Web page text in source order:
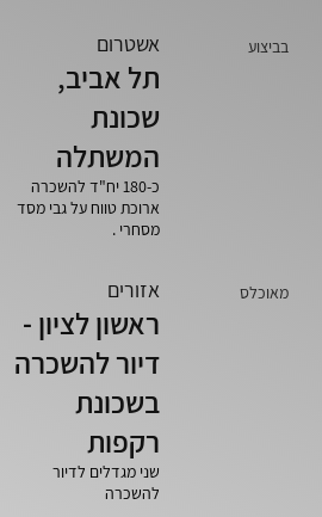
תל אביב,
שכונת
המשתלה
כ-180 יח"ד להשכרה
ארוכת טווח על גבי מסד
מסחרי .
אשטרום בביצוע
ראשון לציון -
דיור להשכרה
בשכונת
רקפות
שני מגדלים לדיור
להשכרה
אזורים מאוכלס